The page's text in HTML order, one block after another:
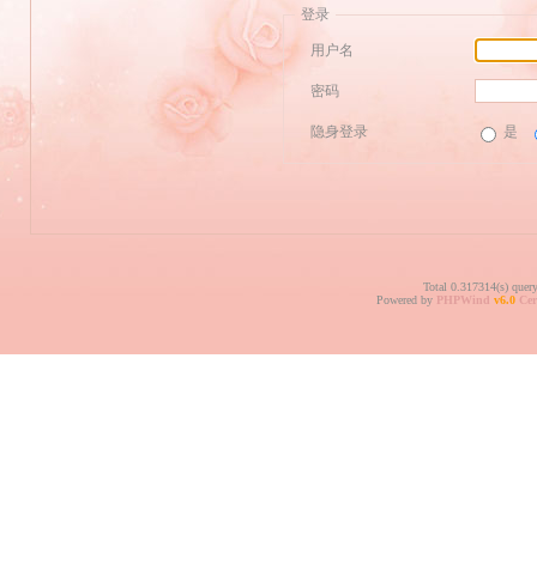
登录
用户名
密码
隐身登录 是
Total 0.317314(s)
Powered by PHPWind v6.0